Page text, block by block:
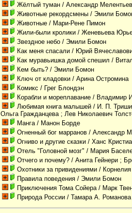
Жёлтый туман / Александр
Животные рекордсмены / Эмили
Животные / Мари-Рене Пимон
Жили-были кролики / Женевьева
Звездное небо / Эмили Бомон
Как меня спасали / Юрий
Как муравьишка домой спешил /
Кем быть? / Эмили Бомон
Ключ от кладовки / Арина Остромина
Комикс / Грег Блондэн
Корабли и мореплавание / Владимир
Любимая книга малышей / И. П.
Ольга Гражданцева ; Лев Николаевич
Манга/ Манон Борде
Огненный бог марранов / Александр
Огниво и другие сказки / Ханс
Отель "Головной мозг" / Мария
Отчего и почему? / Анита Гейнери ;
Охотники за привидениями /
Правила поведения / Эмили Бомон
Приключения Тома Сойера/ Марк
Природа России / Тамара А.